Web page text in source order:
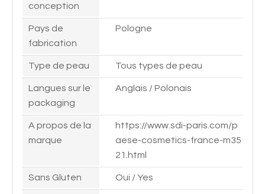
conception
Pays de
fabrication
Pologne
Type de peau Tous types de peau
Langues sur le
packaging
Anglais / Polonais
A propos de la
marque
https://www.sdi-paris.com/p
aese-cosmetics-france-m35
21.html
Sans Gluten Oui / Yes